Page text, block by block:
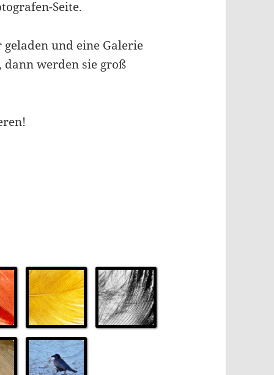
Seite.
und eine Galerie
werden sie groß
Das Feder Album Das Feder Album
Das Feder Album